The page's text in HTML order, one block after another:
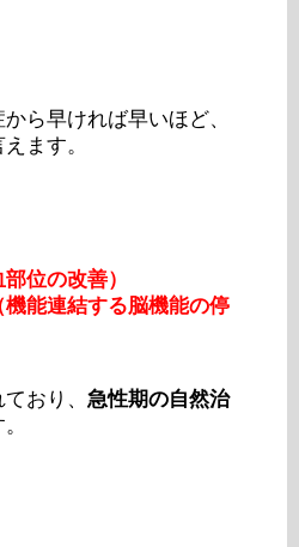
ら早ければ早いほど、
ます。
位の改善）
機能連結する脳機能の停
おり、 急性期の自然治